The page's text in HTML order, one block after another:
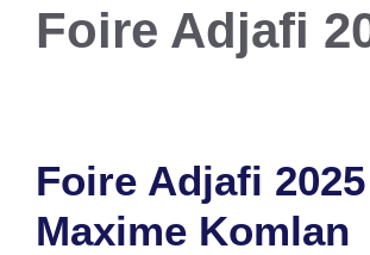
Foire Adjafi
Foire Adjafi
Maxime Komlan